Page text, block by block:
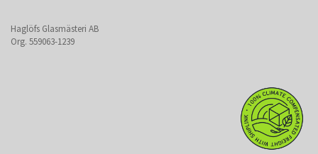
Haglöfs Glasmästeri AB
Org. 559063-1239